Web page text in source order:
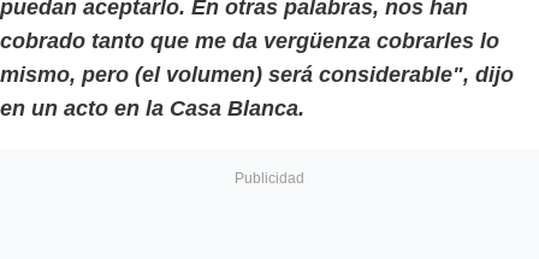
puedan aceptarlo. En otras palabras, nos han
cobrado tanto que me da vergüenza cobrarles lo
mismo, pero (el volumen) será considerable", dijo
en un acto en la Casa Blanca.